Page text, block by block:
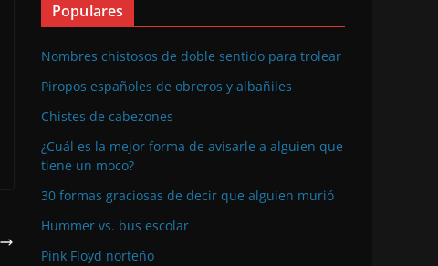
Populares
Nombres chistosos de doble sentido para trolear
Piropos españoles de obreros y albañiles
Chistes de cabezones
¿Cuál es la mejor forma de avisarle a alguien que
tiene un moco?
30 formas graciosas de decir que alguien murió
Hummer vs. bus escolar
Pink Floyd norteño